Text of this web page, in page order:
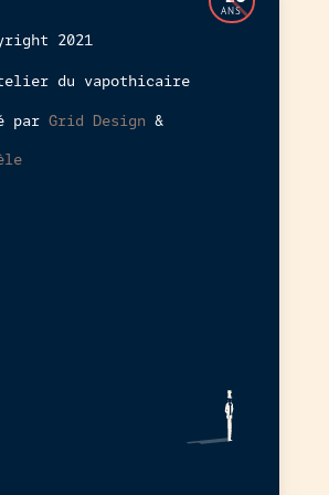
2021
du vapothicaire
parGrid Design &
à
ANS